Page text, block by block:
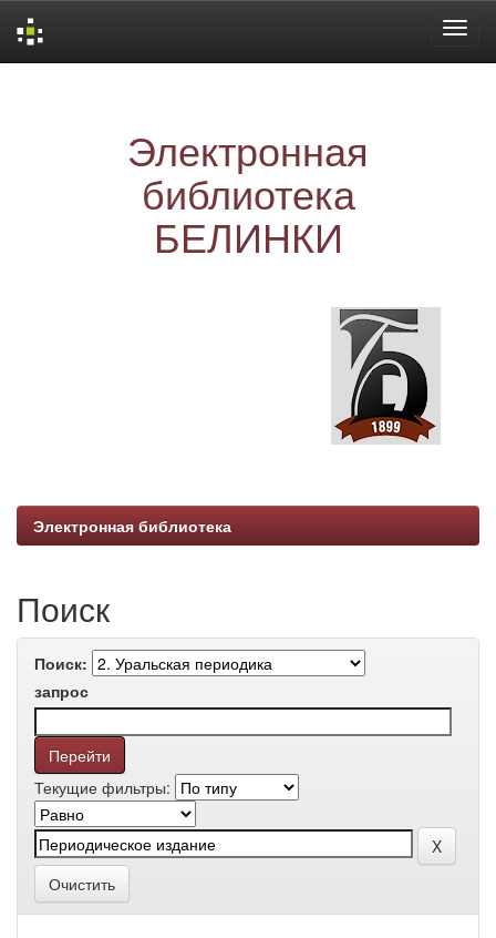
Электронная
библиотека
БЕЛИНКИ
Электронная библиотека
Поиск
Поиск:
запрос
Текущие фильтры:
Очистить